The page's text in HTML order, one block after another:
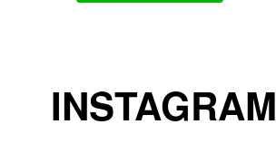
INSTAGRAM